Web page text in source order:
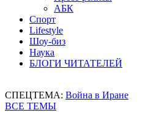
АБК
Спорт
Lifestyle
Шоу-биз
Наука
БЛОГИ ЧИТАТЕЛЕЙ
СПЕЦТЕМА: Война в Иране
ВСЕ ТЕМЫ